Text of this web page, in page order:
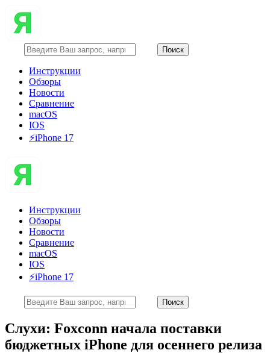
Инструкции
Обзоры
Новости
Сравнение
macOS
IOS
⚡️iPhone 17
Инструкции
Обзоры
Новости
Сравнение
macOS
IOS
⚡️iPhone 17
Слухи: Foxconn начала поставки
бюджетных iPhone для осеннего релиза